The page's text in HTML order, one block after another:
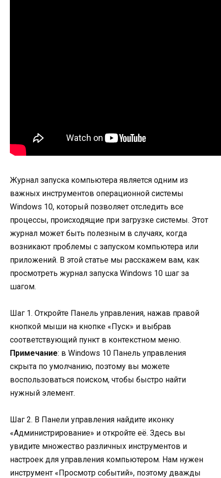
Журнал запуска компьютера является одним из
важных инструментов операционной системы
Windows 10, который позволяет отследить все
процессы, происходящие при загрузке системы. Этот
журнал может быть полезным в случаях, когда
возникают проблемы с запуском компьютера или
приложений. В этой статье мы расскажем вам, как
просмотреть журнал запуска Windows 10 шаг за
шагом.
Шаг 1. Откройте Панель управления, нажав правой
кнопкой мыши на кнопке «Пуск» и выбрав
соответствующий пункт в контекстном меню.
Примечание: в Windows 10 Панель управления
скрыта по умолчанию, поэтому вы можете
воспользоваться поиском, чтобы быстро найти
нужный элемент.
Шаг 2. В Панели управления найдите иконку
«Администрирование» и откройте её. Здесь вы
увидите множество различных инструментов и
настроек для управления компьютером. Нам нужен
инструмент «Просмотр событий», поэтому дважды